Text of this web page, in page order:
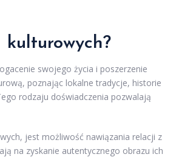
swojego życia i poszerzenie
poznając lokalne tradycje, historie
rodzaju doświadczenia pozwalają
jest możliwość nawiązania relacji z
na zyskanie autentycznego obrazu ich